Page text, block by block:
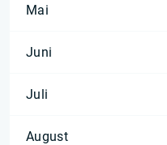
Mai
Juni
Juli
August